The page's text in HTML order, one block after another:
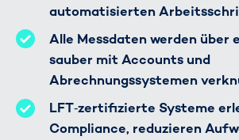
automatisierten
Alle Messdaten werden über
sauber mit Accounts und
Abrechnungssystemen
LFT‑zertifizierte Systeme
Compliance, reduzieren